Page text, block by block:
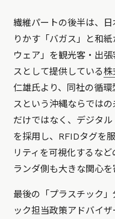
繊維パートの後半は、
りかす「バガス」と和
ウェア」を観光客・出
スとして提供している株
仁雄氏より、同社の循
スという沖縄ならでは
だけではなく、デジタ
を採用し、RFIDタグを
リティを可視化するな
ランダ側も大きな関心を
最後の「プラスチック
ック担当政策アドバイ